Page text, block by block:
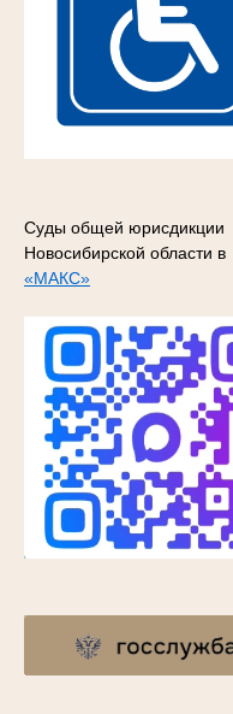
Суды общей юрисдикции
Новосибирской области в
«МАКС»